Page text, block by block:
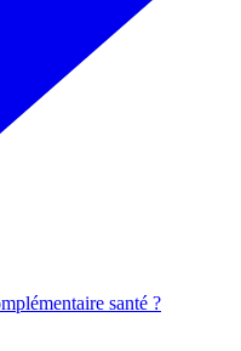
santé ?